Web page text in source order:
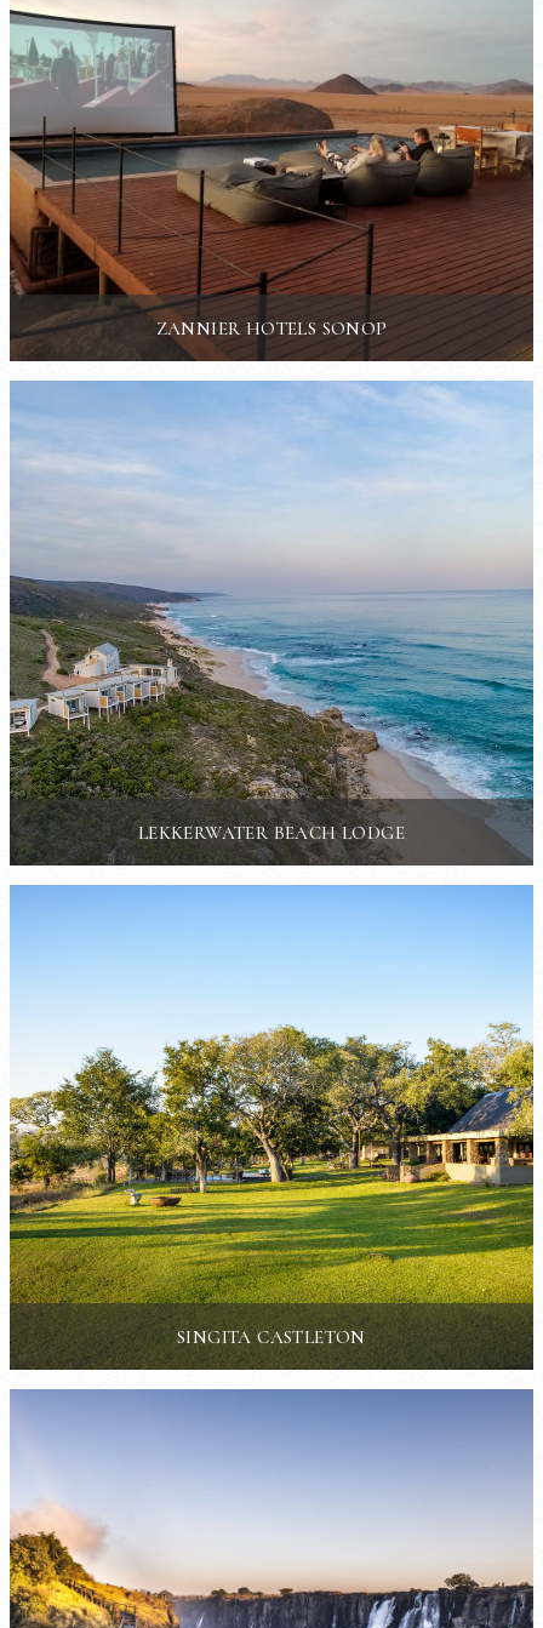
ZANNIER HOTELS SONOP
LEKKERWATER BEACH LODGE
SINGITA CASTLETON